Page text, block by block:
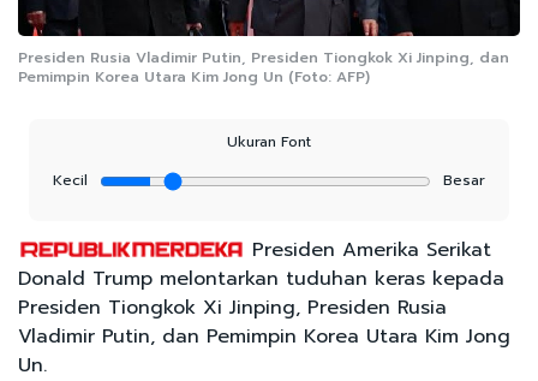
Presiden Rusia Vladimir Putin, Presiden Tiongkok Xi Jinping, dan
Pemimpin Korea Utara Kim Jong Un (Foto: AFP)
Ukuran Font
Kecil
Besar
Presiden Amerika Serikat
Donald Trump melontarkan tuduhan keras kepada
Presiden Tiongkok Xi Jinping, Presiden Rusia
Vladimir Putin, dan Pemimpin Korea Utara Kim Jong
Un.